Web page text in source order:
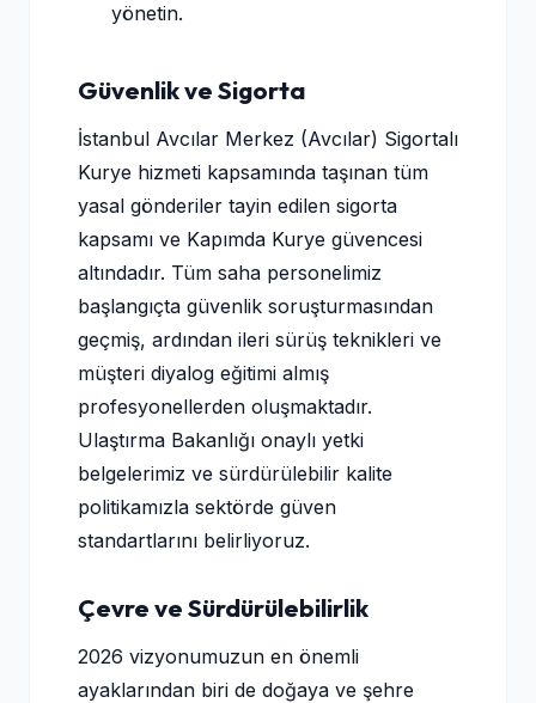
yönetin.
Güvenlik ve Sigorta
İstanbul Avcılar Merkez (Avcılar) Sigortalı
Kurye hizmeti kapsamında taşınan tüm
yasal gönderiler tayin edilen sigorta
kapsamı ve Kapımda Kurye güvencesi
altındadır. Tüm saha personelimiz
başlangıçta güvenlik soruşturmasından
geçmiş, ardından ileri sürüş teknikleri ve
müşteri diyalog eğitimi almış
profesyonellerden oluşmaktadır.
Ulaştırma Bakanlığı onaylı yetki
belgelerimiz ve sürdürülebilir kalite
politikamızla sektörde güven
standartlarını belirliyoruz.
Çevre ve Sürdürülebilirlik
2026 vizyonumuzun en önemli
ayaklarından biri de doğaya ve şehre